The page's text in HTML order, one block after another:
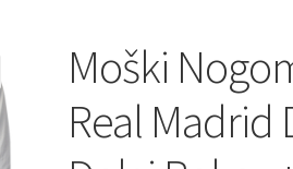
Moški
Real Madrid